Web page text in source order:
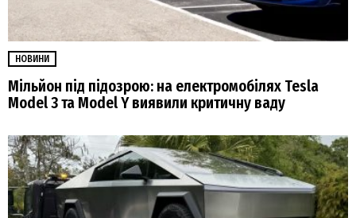
НОВИНИ
Мільйон під підозрою: на електромобілях Tesla
Model 3 та Model Y виявили критичну ваду